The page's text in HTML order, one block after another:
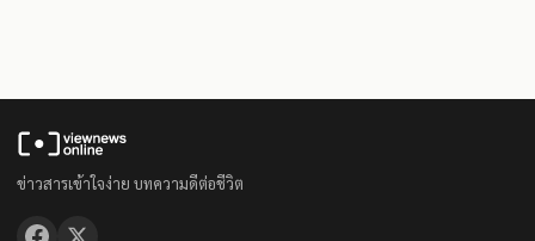
ข่าวสารเข้าใจง่าย บทความดีต่อชีวิต